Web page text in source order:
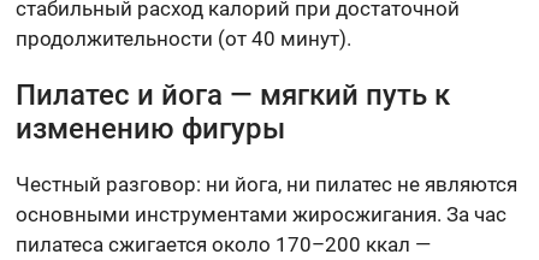
стабильный расход калорий при достаточной
продолжительности (от 40 минут).
Пилатес и йога — мягкий путь к
изменению фигуры
Честный разговор: ни йога, ни пилатес не являются
основными инструментами жиросжигания. За час
пилатеса сжигается около 170–200 ккал —